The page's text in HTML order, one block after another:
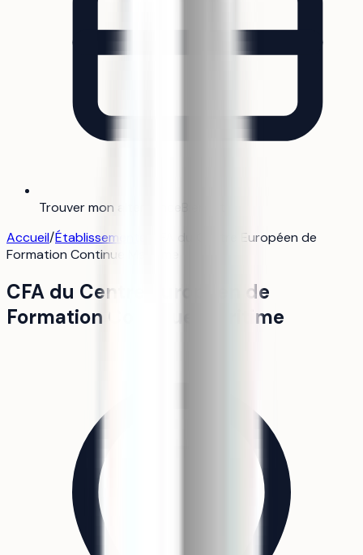
Trouver mon alternance
Accueil/Établissements
CFA du Centre Européen de
Formation Continue Maritime
CFA du Centre Européen de
Formation Continue Maritime